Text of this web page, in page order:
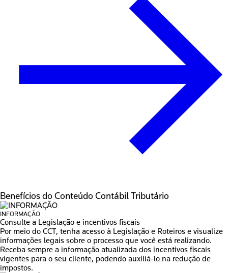
Benefícios do Conteúdo Contábil Tributário
INFORMAÇÃO
Consulte a Legislação e incentivos fiscais
Por meio do CCT, tenha acesso à Legislação e Roteiros e visualize
informações legais sobre o processo que você está realizando.
Receba sempre a informação atualizada dos incentivos fiscais
vigentes para o seu cliente, podendo auxiliá-lo na redução de
impostos.